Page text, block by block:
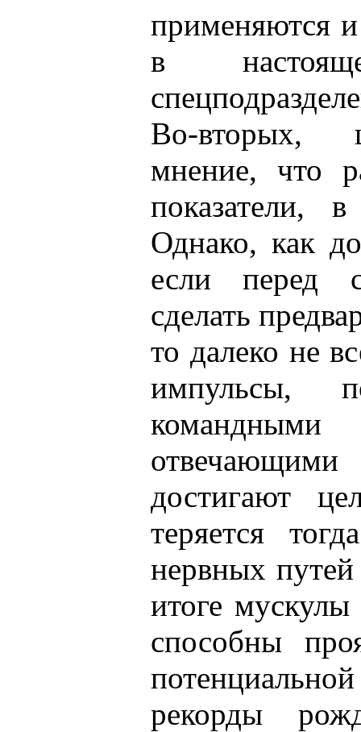
применяются
в
Во-вторых,
мнение, что
показатели,
Однако, как
если перед
сделать
то далеко не
импульсы,
достигают
теряется
нервных
итоге
способны
рекорды